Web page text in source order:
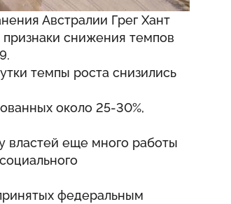
Австралии Грег Хант
снижения темпов
темпы роста снизились
около 25-30%,
властей еще много работы
федеральным